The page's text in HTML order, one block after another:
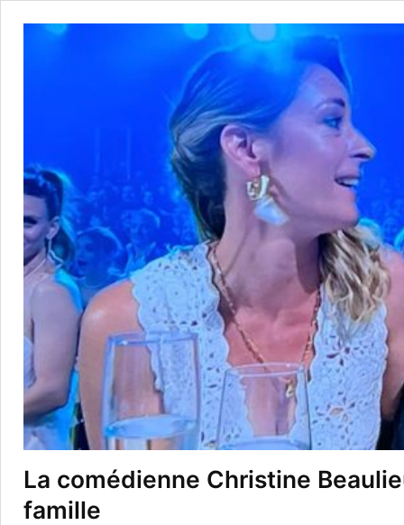
La comédienne Christine
famille